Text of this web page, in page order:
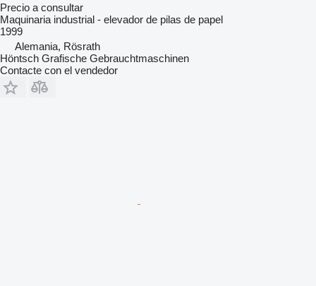
Precio a consultar
Maquinaria industrial - elevador de pilas de papel
1999
Alemania, Rösrath
Höntsch Grafische Gebrauchtmaschinen
Contacte con el vendedor